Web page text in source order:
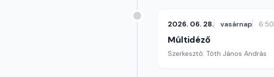
2026. 06. 28. vasárnap 6:50
Múltidéző
Szerkesztő: Tóth János András